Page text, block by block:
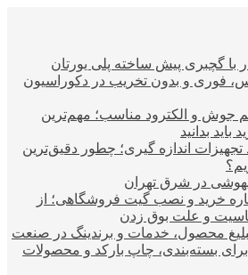
با گچبری پیش ساخته پلی یورتان
فوری و بدون تخریب در دکوراسیون
جوش و الکترود مناسب؛ مهم‌ترین
بدانید
تجهیزات اندازه گیری؛ چطور دقیق‌ترین
در شرق تهران
خرید و نصب گیت فروشگاهی؛ از
و علت بوق زدن
محصول، خدمات و برندینگ در صنعت
برای بسته‌بندی، چاپ بارکد و محصولات